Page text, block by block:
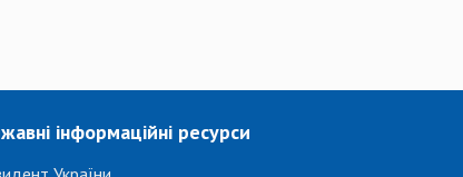
інформаційні ресурси